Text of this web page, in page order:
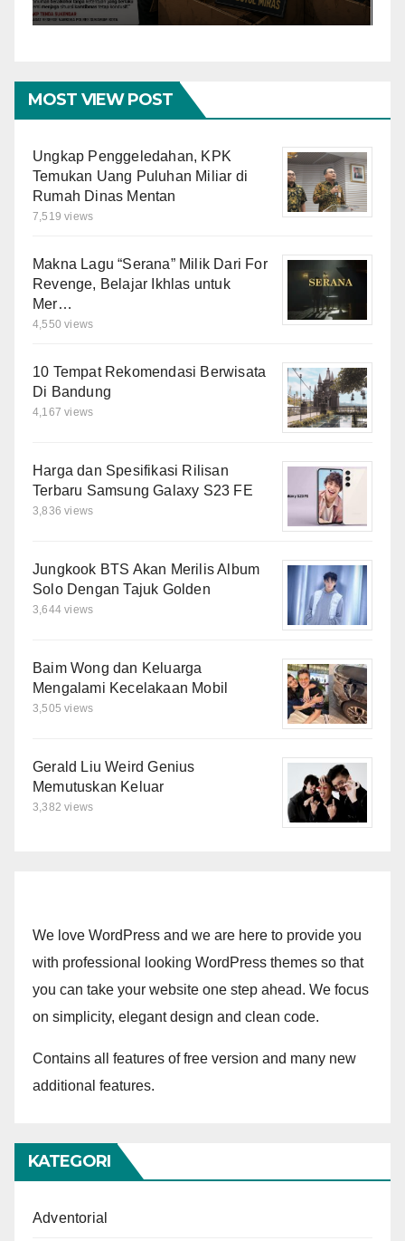
Operasi Penyakit
MOST VIEW POST
Ungkap Penggeledahan, KPK
Temukan Uang Puluhan Miliar di
Rumah Dinas Mentan
7,519 views
Makna Lagu “Serana” Milik Dari For
Revenge, Belajar Ikhlas untuk
Mer…
4,550 views
10 Tempat Rekomendasi Berwisata
Di Bandung
4,167 views
Harga dan Spesifikasi Rilisan
Terbaru Samsung Galaxy S23 FE
3,836 views
Jungkook BTS Akan Merilis Album
Solo Dengan Tajuk Golden
3,644 views
Baim Wong dan Keluarga
Mengalami Kecelakaan Mobil
3,505 views
Gerald Liu Weird Genius
Memutuskan Keluar
3,382 views
We love WordPress and we are here to provide you
with professional looking WordPress themes so that
you can take your website one step ahead. We focus
on simplicity, elegant design and clean code.
Contains all features of free version and many new
additional features.
KATEGORI
Adventorial